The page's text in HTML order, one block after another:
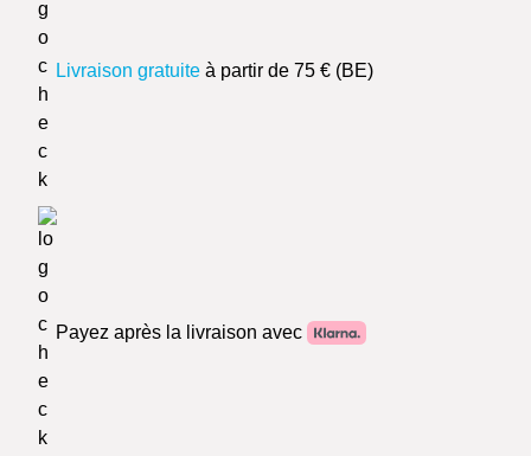
Livraison gratuite à partir de 75 € (BE)
Payez après la livraison avec